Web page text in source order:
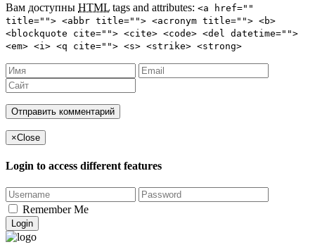
Вам доступны HTML tags and attributes: <a href=""
title=""> <abbr title=""> <acronym title=""> <b>
<blockquote cite=""> <cite> <code> <del datetime="">
<em> <i> <q cite=""> <s> <strike> <strong>
×Close
Login to access different features
Remember Me
Login